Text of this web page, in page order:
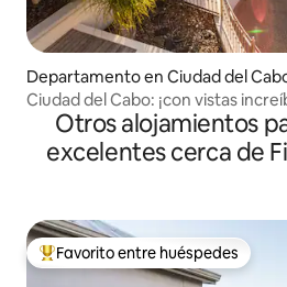
Departamento en Ciudad del
Ciudad del Cabo: ¡con vistas
Otros alojamientos
excelentes cerca de
Favorito entre los huéspedes más
Favorito entre huéspedes